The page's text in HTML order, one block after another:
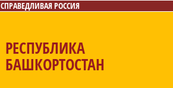
СПРАВЕДЛИВАЯ РОССИЯ
РЕСПУБЛИКА
БАШКОРТОСТАН